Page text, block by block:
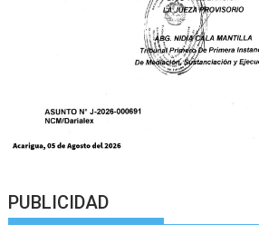
PUBLICIDAD